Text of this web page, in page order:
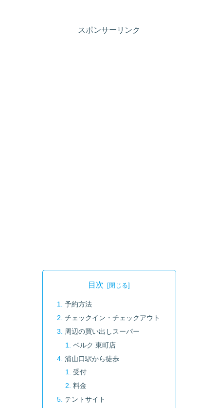
スポンサーリンク
目次
予約方法
チェックイン・チェックアウト
周辺の買い出しスーパー
ベルク 東町店
浦山口駅から徒歩
受付
料金
テントサイト